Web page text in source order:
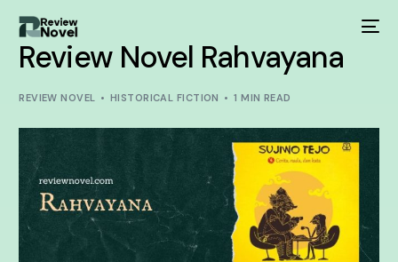
Review Novel Rahvayana
REVIEW NOVEL HISTORICAL FICTION 1 MIN READ